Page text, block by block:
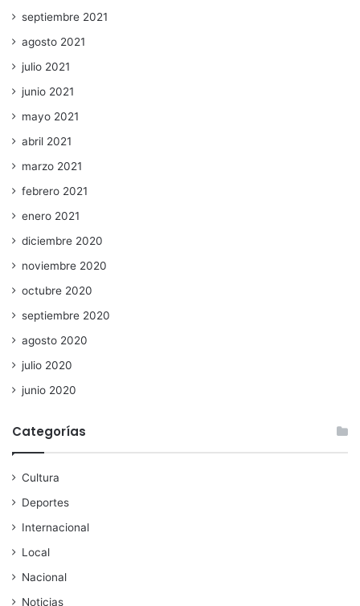
septiembre 2021
agosto 2021
julio 2021
junio 2021
mayo 2021
abril 2021
marzo 2021
febrero 2021
enero 2021
diciembre 2020
noviembre 2020
octubre 2020
septiembre 2020
agosto 2020
julio 2020
junio 2020
Categorías
Cultura
Deportes
Internacional
Local
Nacional
Noticias